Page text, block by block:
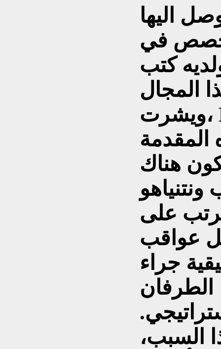
اليها
في
كتب
( براندون ج
ويشرت، Brandon J Weichert)
المقدمة
هناك
على
عواقب
جراء
السبب،